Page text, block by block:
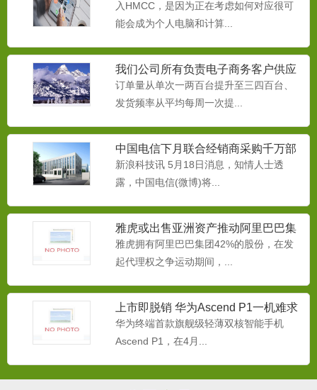
处理器的需要
入HMCC，是因为正在考虑如何对应很可
能会成为个人电脑和计算...
我们公司所有负责电子商务客户供应
链的同事
订单量从单次一两百台提升至三四百台、
发货频率从平均每周一次提...
中国电信下月联合经销商采购千万部
智能手机
新浪科技讯 5月18日消息，知情人士透
露，中国电信(微博)将...
雅虎或出售亚洲资产推动阿里巴巴集
团IPO
雅虎拥有阿里巴巴集团42%的股份，在发
起代理权之争运动期间，...
上市即脱销 华为Ascend P1一机难求
华为终端首款旗舰级轻薄双核智能手机
Ascend P1，在4月...
融雪剂
为减缓本品对桥梁、路牌、挡板、汽车底
中央空调防冻液
本品用于中央空调循环系水系统做为防冻
液使用。本产品专门为冷却...
循环水防冻液
本品用于循环系水系统做为防冻液使用。
本产品专门为冷却系统和采...